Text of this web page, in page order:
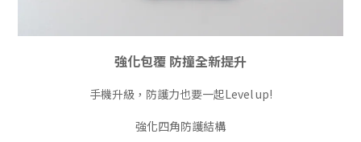
強化包覆 防撞全新提升
手機升級，防護力也要一起Level up!
強化四角防護結構